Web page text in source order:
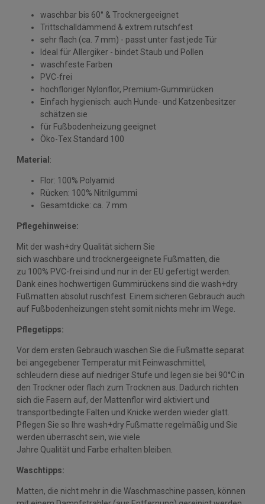
waschbar bis 60° & Trocknergeeignet
Trittschalldämmend & extrem rutschfest
sehr flach (ca. 7 mm) - passt unter fast jede Tür
Ideal für Allergiker - bindet Staub und Pollen
waschfeste Farben
PVC-frei
hochfloriger Nylonflor, Premium-Gummirücken
Einfach hygienisch: auch Hunde- und Katzenbesitzer
schätzen sie
für Fußbodenheizung geeignet
Öko-Tex Standard 100
Material :
Flor: 100% Polyamid
Rücken: 100% Nitrilgummi
Gesamtdicke: ca. 7 mm
Pflegehinweise:
Mit der wash+dry Qualität sichern Sie
sich waschbare und trocknergeeignete Fußmatten, die
zu 100% PVC-frei sind und nur in der EU gefertigt werden.
Dank eines hochwertigen Gummirückens sind die wash+dry
Fußmatten absolut ruschfest. Einem sicheren Gebrauch auch
auf Fußbodenheizungen steht somit nichts mehr im Wege.
Pflegetipps:
Vor dem ersten Gebrauch waschen Sie die Fußmatte separat
bei angegebener Temperatur mit Feinwaschmittel,
schleudern diese auf niedriger Stufe und legen sie bei 90°C in
den Trockner oder flach zum Trocknen aus. Dadurch richten
sich die Fasern auf, der Mattenflor wird aktiviert und
transportbedingte Falten und Knicke werden wieder glatt.
Pflegen Sie so Ihre wash+dry Fußmatte regelmäßig und Sie
werden überrascht sein, wie viele
Jahre Qualität und Farbe erhalten bleiben.
Waschtipps:
Matten, die nicht mehr in die Waschmaschine passen, können